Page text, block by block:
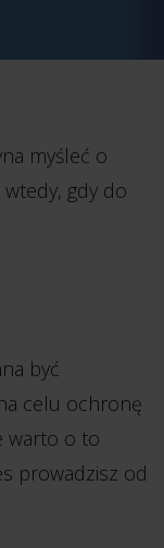
myśleć o
gdy do
być
celu ochronę
warto o to
prowadzisz od